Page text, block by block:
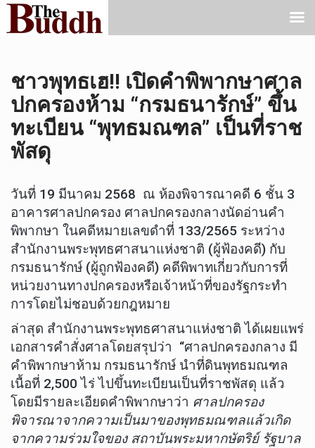
ชาวพุทธเฮ!! เปิดคำพิพากษาศาล
ปกครองห้าม “กรมธนารักษ์” ขึ้น
ทะเบียน “พุทธมณฑล” เป็นที่ราช
พัสดุ
วันที่ 19 มีนาคม 2568 ณ ห้องพิจารณาคดี 6 ชั้น 3
อาคารศาลปกครอง ศาลปกครองกลางนัดอ่านคำ
พิพากษา ในคดีหมายเลขดำที่ 133/2565 ระหว่าง
สำนักงานพระพุทธศาสนาแห่งชาติ (ผู้ฟ้องคดี) กับ
กรมธนารักษ์ (ผู้ถูกฟ้องคดี) คดีพิพาทเกี่ยวกับการที่
หน่วยงานทางปกครองหรือเจ้าหน้าที่ของรัฐกระทำ
การโดยไม่ชอบด้วยกฎหมาย
ล่าสุด สำนักงานพระพุทธศาสนาแห่งชาติ ได้เผยแพร่
เอกสารคำสั่งศาลโดยสรุปว่า “ศาลปกครองกลาง มี
คำพิพากษาห้าม กรมธนารักษ์ นำที่ดินพุทธมณฑล
เนื้อที่ 2,500 ไร่ ไปขึ้นทะเบียนเป็นที่ราชพัสดุ แล้ว
โดยมีรายละเอียดคำพิพากษาว่า ศาลปกครอง
พิจารณาจากความเป็นมาของพุทธมณฑลแล้วเกิด
จากความร่วมใจของ สถาบันพระมหากษัตริย์ รัฐบาล